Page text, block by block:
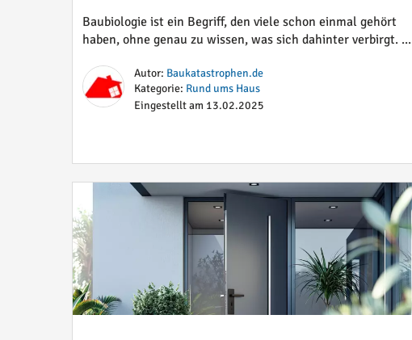
Baubiologie ist ein Begriff, den viele schon einmal gehört
haben, ohne genau zu wissen, was sich dahinter verbirgt. ...
Autor: Baukatastrophen.de
Kategorie: Rund ums Haus
Eingestellt am 13.02.2025